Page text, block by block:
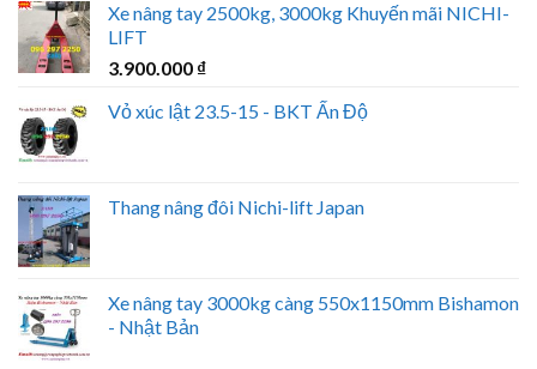
Xe nâng tay 2500kg, 3000kg Khuyến mãi NICHI-
LIFT
3.900.000 ₫
Vỏ xúc lật 23.5-15 - BKT Ấn Độ
Thang nâng đôi Nichi-lift Japan
Xe nâng tay 3000kg càng 550x1150mm Bishamon
- Nhật Bản